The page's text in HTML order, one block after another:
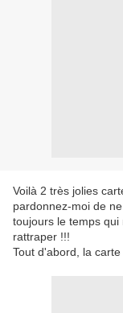
Voilà 2 très jolies
pardonnez-moi de
toujours le temps
rattraper !!!
Tout d'abord, la carte